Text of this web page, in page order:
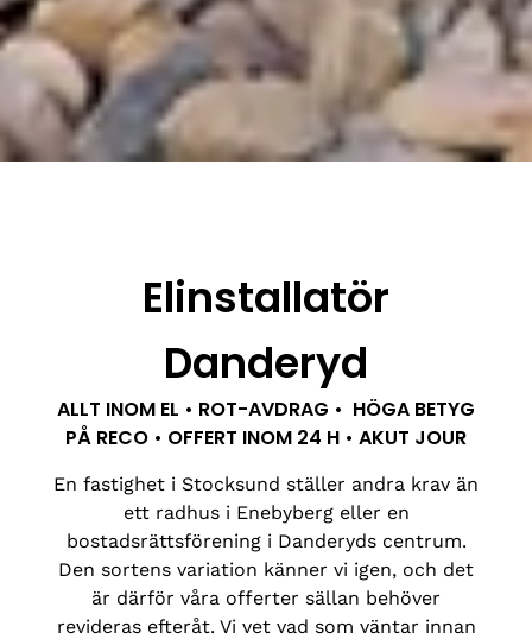
Elinstallatör
Danderyd
ALLT INOM EL • ROT-AVDRAG • HÖGA BETYG
PÅ RECO • OFFERT INOM 24 H • AKUT JOUR
En fastighet i Stocksund ställer andra krav än
ett radhus i Enebyberg eller en
bostadsrättsförening i Danderyds centrum.
Den sortens variation känner vi igen, och det
är därför våra offerter sällan behöver
revideras efteråt. Vi vet vad som väntar innan